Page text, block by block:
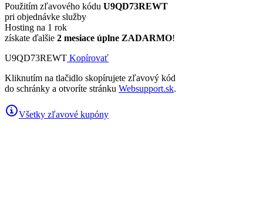
Použitím zľavového kódu U9QD73REWT
pri objednávke služby
Hosting na 1 rok
získate ďalšie 2 mesiace úplne ZADARMO!
U9QD73REWT Kopírovať
Kliknutím na tlačidlo skopírujete zľavový kód
do schránky a otvoríte stránku Websupport.sk.
Všetky zľavové kupóny